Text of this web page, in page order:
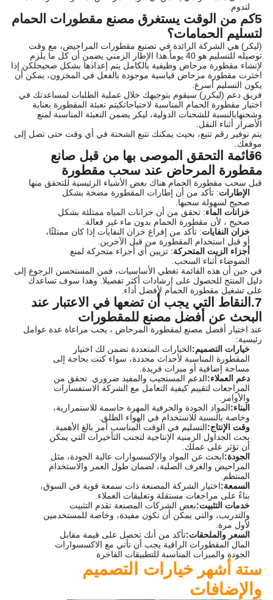
لتدوم.
5كم من الوقت يستغرق مصنع مقطورات الحمام
لتسليم الحمامات؟
(ليكر) هي الشركة الرائدة في تصنيع مقطورات المراحيض، مع وقت
توصيله للتسليم هو 40 يوماً.هذا الإطار الزمني يضمن أن كل ما يلزم
لإنشاء مقطورة مرحاض وظيفية بالكامل يتم إعدادها بشكل صحيحلكن إذا
اخترت مقطورة مرحاض قياسية موجودة بالفعل في المخزون، يمكن أن
يكون التسليم أسرع.
فريق دعم (ليكرز) سيقوم بتوجيهك خلال عملية الطلبات لمساعدتك في
اختيار مقطورة الحمام المناسبة لاحتياجاتكيتم تعبئة المقطورة بعناية
وشحنهابالنسبة للشحنات الدولية، ليكر يضمن التعبئة المناسبة لمنع
الأضرار أثناء النقل.
يتم توفير رقم تتبع، بحيث يمكنك تتبع الشحنة في أي وقت حتى تصل إلى
موقعك.
6قائمة التحقق الموصى بها من قبل صانع
مقطورة المرحاض عند سحب مقطورة
قبل سحب مقطورة الحمام هناك بعض الأشياء الرئيسية للتحقق منها
الإطارات: تأكد من أن إطارات المقطورة مضخة بشكل
صحيح لسهولة سحبها.
خزانات الماء: تحقق من أن خزانات المياه ممتلئة بشكل
صحيح ، لأن مقطورة الحمام بدون ماء غير فعالة.
خزان النفايات: تأكد من إفراغ خزان النفايات إذا كان ممتلئًا،
أو قبل استخدام المقطورة من قبل الآخرين.
أجزاء الزيت المتحركة: تزيين أي أجزاء متحركة لمنع
الضوضاء أثناء السحب.
في حين أن هذه القائمة تغطي الأساسيات، فمن المستحسن الرجوع إلى
دليل المنتج للحصول على إرشادات أكثر تفصيلا. وهذا سوف تساعدك
على تشغيل مقطورة الحمام لأفضل أداء.
7. النقاط التي يجب أن تضعها في الاعتبار عند
البحث عن أفضل مصنع للمقطورات
عند اختيار أفضل مصنع لمقطورة المرحاض ، يجب مراعاة عدة عوامل
رئيسية:
خيارات التصميم:الخيارات المتعددة تضمن لك اختيار
المقطورة المناسبة لأحداث محددة، سواء كنت بحاجة إلى
مساحة إضافية أو ميزات فريدة.
دعم العملاء:الدعم المستجيب والمفيد ضروري. تحقق من
المراجعات لتقييم كيفية التعامل مع الشركة الاستفسارات
والأوامر.
البناء:المواد الجودة والحرفية المهرة حاسمة للاستمرارية،
وخاصة بالنسبة للاستخدام في الهواء الطلق.
وقت الإنتاج:التسليم في الوقت المناسب أمر بالغ الأهمية.
بحث الجداول الزمنية الإنتاجية لتجنب التأخيرات التي يمكن
أن تؤثر على عملك.
الجودة:ابحث عن المواد والإكسسوارات عالية الجودة، مثل
المراحيض والغرف الصلبة، لضمان طول العمر والاستخدام
المنتظم.
السمعة:اختيار الشركة المصنعة ذات سمعة قوية في السوق،
بناءً على مراجعات مستقلة وتعليقات العملاء.
خدمات التثبيت:بعض الشركات المصنعة تقدم التثبيت
والتدريب، والتي يمكن أن تكون مفيدة، وخاصة للمستخدمين
لأول مرة.
السعر والملحقات:تأكد من أنك تحصل على قيمة مقابل
المال المقطورات الراقية يجب أن تأتي مع الاكسسوارات
الجودة والميزات المناسبة للتطبيقات الفاخرة
ستة أشهر خيارات التصميم
والإضافات